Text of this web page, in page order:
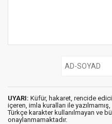
UYARI: Küfür, hakaret, rencide
içeren, imla kuralları ile yazılmamış,
Türkçe karakter kullanılmayan ve
onaylanmamaktadır.